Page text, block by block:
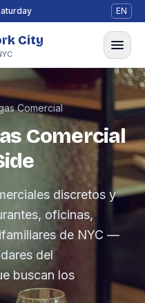
EN
City
Comercial
Comercial
discretos y
oficinas,
de NYC —
del
buscan los